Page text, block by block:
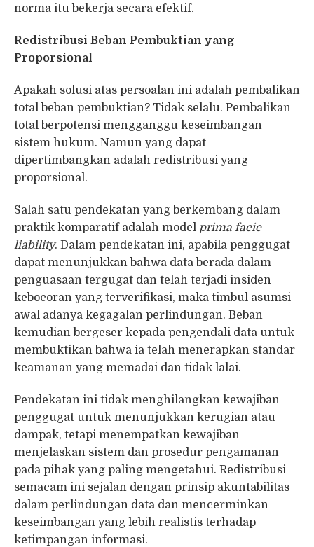
norma itu bekerja secara efektif.
Redistribusi Beban Pembuktian yang
Proporsional
Apakah solusi atas persoalan ini adalah pembalikan
total beban pembuktian? Tidak selalu. Pembalikan
total berpotensi mengganggu keseimbangan
sistem hukum. Namun yang dapat
dipertimbangkan adalah redistribusi yang
proporsional.
Salah satu pendekatan yang berkembang dalam
praktik komparatif adalah model prima facie
liability. Dalam pendekatan ini, apabila penggugat
dapat menunjukkan bahwa data berada dalam
penguasaan tergugat dan telah terjadi insiden
kebocoran yang terverifikasi, maka timbul asumsi
awal adanya kegagalan perlindungan. Beban
kemudian bergeser kepada pengendali data untuk
membuktikan bahwa ia telah menerapkan standar
keamanan yang memadai dan tidak lalai.
Pendekatan ini tidak menghilangkan kewajiban
penggugat untuk menunjukkan kerugian atau
dampak, tetapi menempatkan kewajiban
menjelaskan sistem dan prosedur pengamanan
pada pihak yang paling mengetahui. Redistribusi
semacam ini sejalan dengan prinsip akuntabilitas
dalam perlindungan data dan mencerminkan
keseimbangan yang lebih realistis terhadap
ketimpangan informasi.